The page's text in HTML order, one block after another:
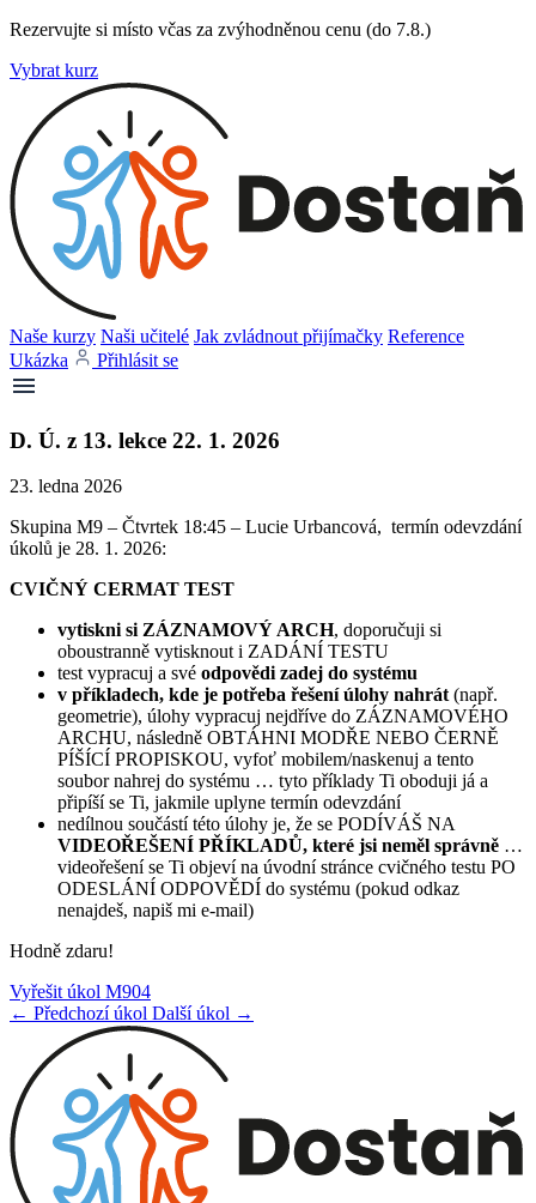
Rezervujte si místo včas za zvýhodněnou cenu (do 7.8.)
Vybrat kurz
Naše kurzy Naši učitelé Jak zvládnout přijímačky Reference
Ukázka
Přihlásit se
D. Ú. z 13. lekce 22. 1. 2026
23. ledna 2026
Skupina M9 – Čtvrtek 18:45 – Lucie Urbancová, termín odevzdání
úkolů je 28. 1. 2026:
CVIČNÝ CERMAT TEST
vytiskni si ZÁZNAMOVÝ ARCH, doporučuji si
oboustranně vytisknout i ZADÁNÍ TESTU
test vypracuj a své odpovědi zadej do systému
v příkladech, kde je potřeba řešení úlohy nahrát(např.
geometrie), úlohy vypracuj nejdříve do ZÁZNAMOVÉHO
ARCHU, následně OBTÁHNI MODŘE NEBO ČERNĚ
PÍŠÍCÍ PROPISKOU, vyfoť mobilem/naskenuj a tento
soubor nahrej do systému … tyto příklady Ti oboduji já a
připíší se Ti, jakmile uplyne termín odevzdání
nedílnou součástí této úlohy je, že se PODÍVÁŠ NA
VIDEOŘEŠENÍ PŘÍKLADŮ, které jsi neměl správně …
videořešení se Ti objeví na úvodní stránce cvičného testu PO
ODESLÁNÍ ODPOVĚDÍ do systému (pokud odkaz
nenajdeš, napiš mi e-mail)
Hodně zdaru!
Vyřešit úkol M904
← Předchozí úkol Další úkol →